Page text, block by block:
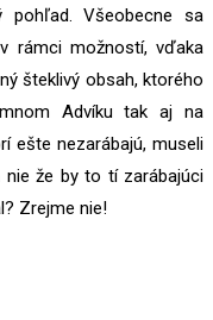
pohľad. Všeobecne sa
rámci možností, vďaka
šteklivý obsah, ktorého
Advíku tak aj na
ešte nezarábajú, museli
nie že by to tí zarábajúci
Zrejme nie!